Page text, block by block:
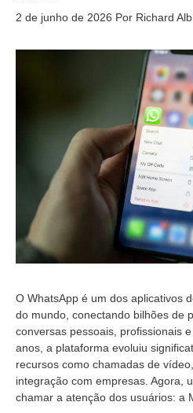
2 de junho de 2026 Por Richard
O WhatsApp é um dos aplicativos
do mundo, conectando bilhões de
conversas pessoais, profissionais
anos, a plataforma evoluiu
recursos como chamadas de
integração com empresas. Agora,
chamar a atenção dos usuários: a